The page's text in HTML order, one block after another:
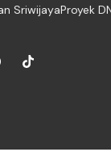
SriwijayaProyek